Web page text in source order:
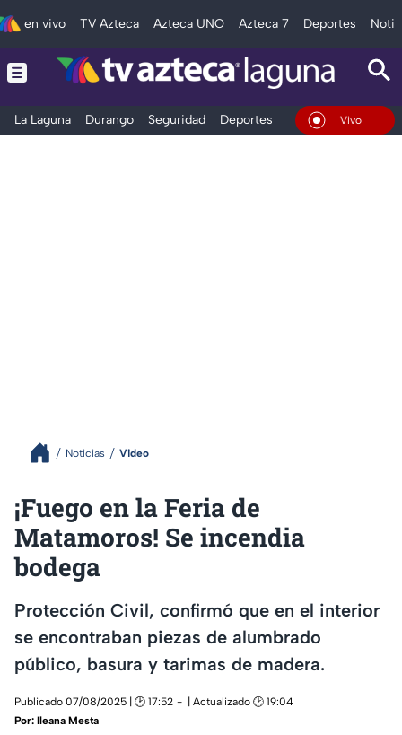
en vivo TV Azteca Azteca UNO Azteca 7 Deportes
La Laguna Durango Seguridad Deportes Entretenimiento
En Vivo
Noticias Video
¡Fuego en la Feria de
Matamoros! Se incendia
bodega
Protección Civil, confirmó que en el interior
se encontraban piezas de alumbrado
público, basura y tarimas de madera.
Publicado 07/08/2025 | 🕑 17:52
| Actualizado 🕑 19:04
Por: Ileana Mesta